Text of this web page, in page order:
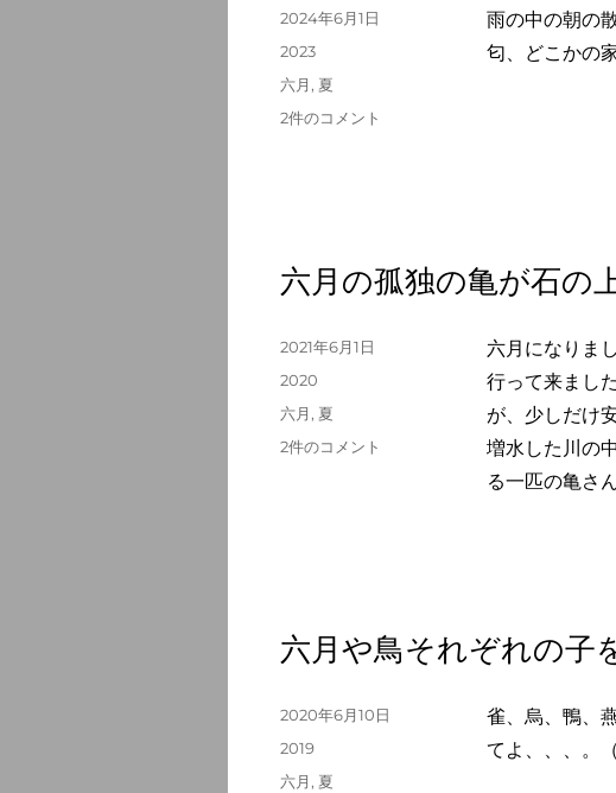
り
月
は
へ
雨の中の朝の
匂、どこかの
投
2024年6月1日
カ
テ
リ
2023
タ
グ
六月 , 夏
六
へ
る
焼
へ
の
2件のコメント
六月の孤独の亀が石の
六月になりま
行って来まし
が、少しだけ
増水した川の
る一匹の亀さ
投
2021年6月1日
カ
テ
リ
2020
タ
グ
六月 , 夏
六
石
の
へ
の
2件のコメント
六月や鳥それぞれの子
雀、烏、鴨、
てよ、、、。
投
稿
2020年6月10日
カ
テ
2019
タ
六月, 夏